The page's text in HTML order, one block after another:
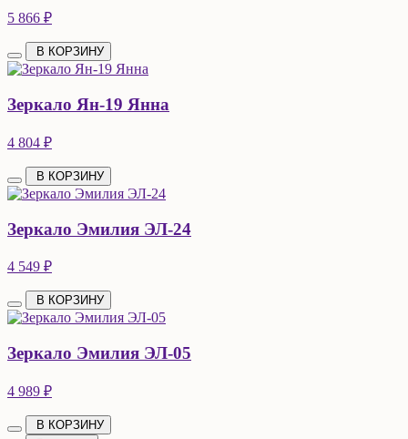
5 866 ₽
В КОРЗИНУ
Зеркало Ян-19 Янна
4 804 ₽
В КОРЗИНУ
Зеркало Эмилия ЭЛ-24
4 549 ₽
В КОРЗИНУ
Зеркало Эмилия ЭЛ-05
4 989 ₽
В КОРЗИНУ